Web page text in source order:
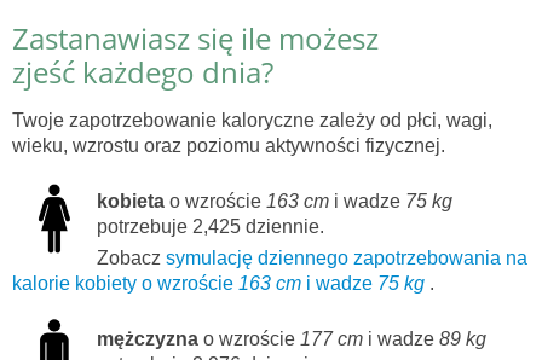
Zastanawiasz się ile możesz
zjeść każdego dnia?
Twoje zapotrzebowanie kaloryczne zależy od płci, wagi,
wieku, wzrostu oraz poziomu aktywności fizycznej.
kobieta o wzroście 163 cm i wadze 75 kg
potrzebuje 2,425 dziennie.
Zobacz symulację dziennego zapotrzebowania na
kalorie kobiety o wzroście 163 cm i wadze 75 kg .
mężczyzna o wzroście 177 cm i wadze 89 kg